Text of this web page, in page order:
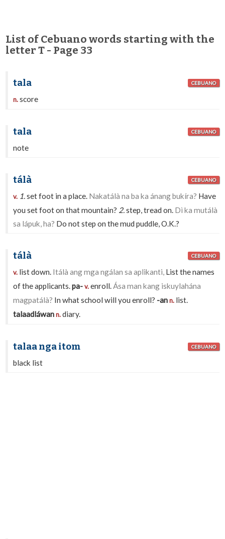
List of Cebuano words starting with the
letter T - Page 33
tala CEBUANO
n.score
tala CEBUANO
note
tálà CEBUANO
v. 1.set foot in a place. Nakatálà na ba ka ánang bukíra? Have
you set foot on that mountain? 2.step, tread on. Dì ka mutálà
sa lápuk, ha? Do not step on the mud puddle, O.K.?
tálà CEBUANO
v. list down. Itálà ang mga ngálan sa aplikanti, List the names
of the applicants.pa- v.enroll.Ása man kang iskuylahána
magpatálà? In what school will you enroll? -an n. list.
talaadláwan n.diary.
talaa nga itom CEBUANO
black list